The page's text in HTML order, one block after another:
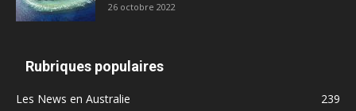
26 octobre 2022
Rubriques populaires
Les News en Australie
239